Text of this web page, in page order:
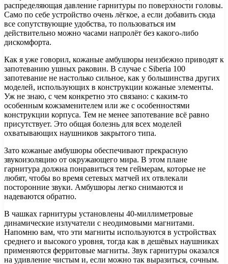
распределяющая давление гарнитуры по поверхности головы.
Само по себе устройство очень лёгкое, а если добавить сюда
все сопутствующие удобства, то пользоваться им
действительно можно часами напролёт без какого-либо
дискомфорта.
Как я уже говорил, кожаные амбушюры неизбежно приводят к
запотеванию ушных раковин. В случае с Siberia 100
запотевание не настолько сильное, как у большинства других
моделей, использующих в конструкции кожаные элементы.
Уж не знаю, с чем конкретно это связано: с каким-то
особенным кожзаменителем или же с особенностями
конструкции корпуса. Тем не менее запотевание всё равно
присутствует. Это общая болезнь для всех моделей
охватывающих наушников закрытого типа.
Зато кожаные амбушюры обеспечивают прекрасную
звукоизоляцию от окружающего мира. В этом плане
гарнитура должна понравиться тем геймерам, которые не
любят, чтобы во время сетевых матчей их отвлекали
посторонние звуки. Амбушюры легко снимаются и
надеваются обратно.
В чашках гарнитуры установлены 40-миллиметровые
динамические излучатели с неодимовыми магнитами.
Напомню вам, что эти магниты используются в устройствах
среднего и высокого уровня, тогда как в дешёвых наушниках
применяются ферритовые магниты. Звук гарнитуры оказался
на удивление чистым и, если можно так выразиться, сочным.